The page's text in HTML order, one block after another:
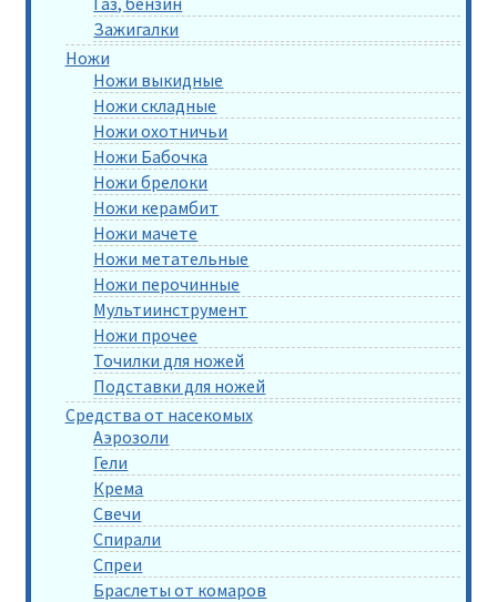
Зажигалки
Ножи
Ножи выкидные
Ножи складные
Ножи охотничьи
Ножи Бабочка
Ножи брелоки
Ножи керамбит
Ножи мачете
Ножи метательные
Ножи перочинные
Мультиинструмент
Ножи прочее
Точилки для ножей
Подставки для ножей
Средства от насекомых
Аэрозоли
Гели
Крема
Свечи
Спирали
Спреи
Браслеты от комаров